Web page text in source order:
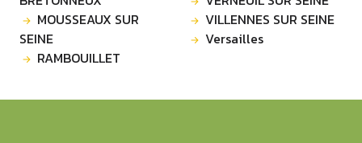
MOUSSEAUX SUR
SEINE
RAMBOUILLET
VILLENNES SUR SEINE
Versailles